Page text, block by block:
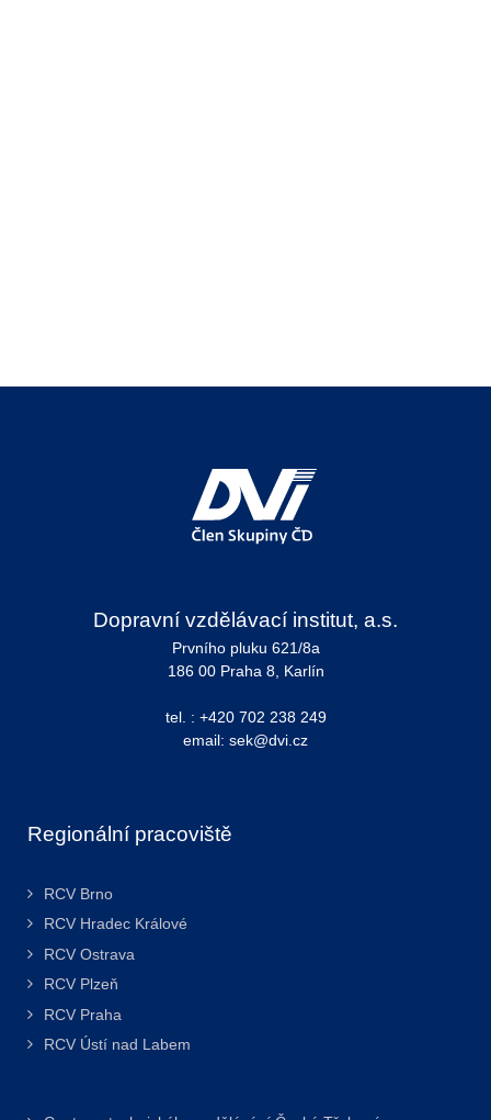
Dopravní vzdělávací institut, a.s.
Prvního pluku 621/8a
186 00 Praha 8, Karlín
tel. : +420 702 238 249
email: sek@dvi.cz
Regionální pracoviště
RCV Brno
RCV Hradec Králové
RCV Ostrava
RCV Plzeň
RCV Praha
RCV Ústí nad Labem